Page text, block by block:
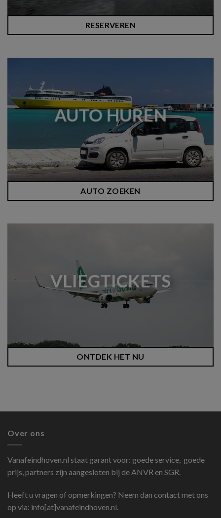
RESERVEREN
AUTO HUREN
AUTO ZOEKEN
VLIEGTICKETS
ONTDEK HET NU
Over ons
Vanafeindhoven.nl staat garant voor: goede service, goede
prijs, partners zijn aangesloten bij de ANVR en SGR.
Heeft u vragen of opmerkingen? Neem dan contact met ons
op via: info[at]vanafeindhoven.nl.